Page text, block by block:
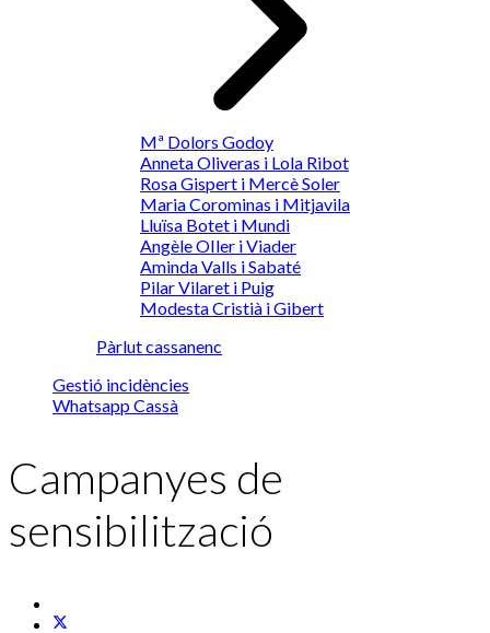
Mª Dolors Godoy
Anneta Oliveras i Lola Ribot
Rosa Gispert i Mercè Soler
Maria Corominas i Mitjavila
Lluïsa Botet i Mundi
Angèle OIler i Viader
Aminda Valls i Sabaté
Pilar Vilaret i Puig
Modesta Cristià i Gibert
Pàrlut cassanenc
Gestió incidències
Whatsapp Cassà
Campanyes de
sensibilització